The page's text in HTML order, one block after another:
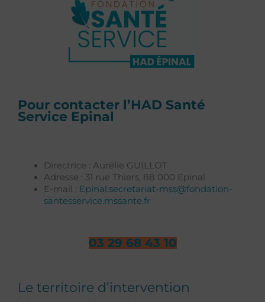
Pour contacter l’HAD Santé
Service Epinal
Directrice : Aurélie GUILLOT
Adresse : 31 rue Thiers, 88 000 Epinal
E-mail : Epinal.secretariat-mss@fondation-
santesservice.mssante.fr
03 29 68 43 10
Le territoire d’intervention